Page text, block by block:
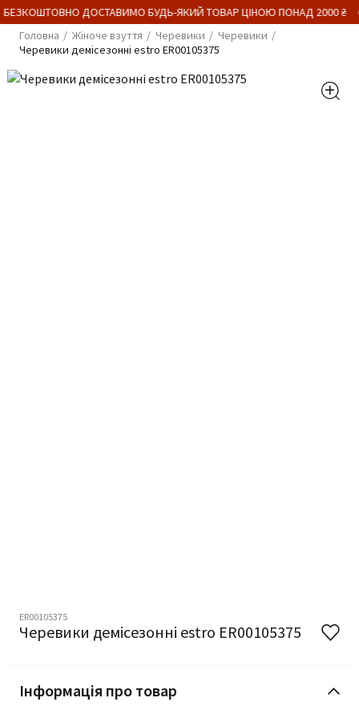
ДОСТАВИМО БУДЬ-ЯКИЙ ТОВАР ЦІНОЮ ПОНАД 2000 ₴
Головна
Жіноче взуття Черевики
Черевики
Черевики демісезонні estro ER00105375
ER00105375
Черевики демісезонні estro ER00105375
Інформація про товар